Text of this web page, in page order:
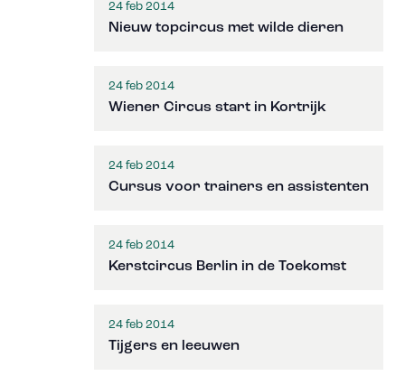
24 feb 2014
Nieuw topcircus met wilde dieren
24 feb 2014
Wiener Circus start in Kortrijk
24 feb 2014
Cursus voor trainers en assistenten
24 feb 2014
Kerstcircus Berlin in de Toekomst
24 feb 2014
Tijgers en leeuwen